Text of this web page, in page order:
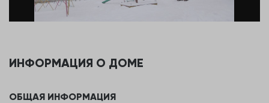
ИНФОРМАЦИЯ О ДОМЕ
ОБЩАЯ ИНФОРМАЦИЯ